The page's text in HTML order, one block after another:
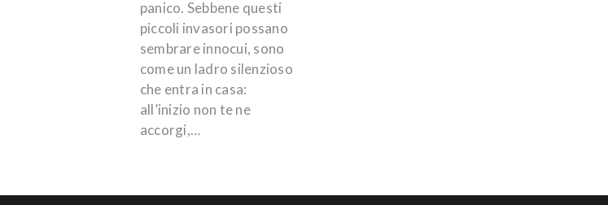
panico. Sebbene questi
piccoli invasori possano
sembrare innocui, sono
come un ladro silenzioso
che entra in casa:
all’inizio non te ne
accorgi,…